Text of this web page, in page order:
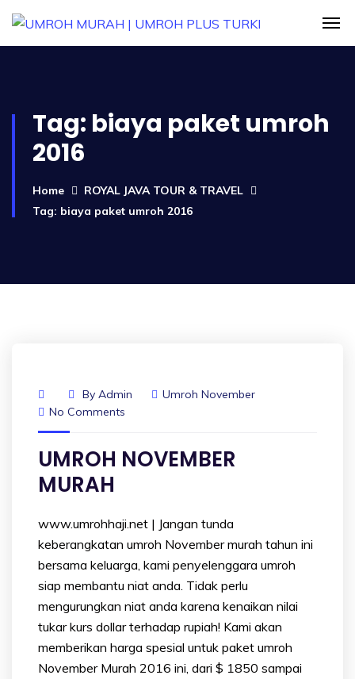
Tag: biaya paket umroh
2016
Home
ROYAL JAVA TOUR & TRAVEL
Tag: biaya paket umroh 2016
By Admin
Umroh November
No Comments
UMROH NOVEMBER
MURAH
www.umrohhaji.net | Jangan tunda
keberangkatan umroh November murah tahun ini
bersama keluarga, kami penyelenggara umroh
siap membantu niat anda. Tidak perlu
mengurungkan niat anda karena kenaikan nilai
tukar kurs dollar terhadap rupiah! Kami akan
memberikan harga spesial untuk paket umroh
November Murah 2016 ini, dari $ 1850 sampai